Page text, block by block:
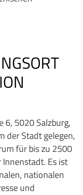
6, 5020 Salzburg,
der Stadt gelegen,
für bis zu 2500
Es ist
nationalen
und